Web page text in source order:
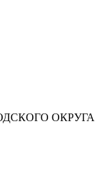
ОКРУГА